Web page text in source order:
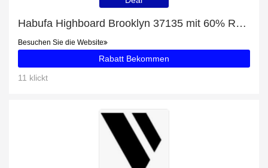
Habufa Highboard Brooklyn 37135 mit 60% Rabatt
Besuchen Sie die Website
Rabatt Bekommen
11 klickt